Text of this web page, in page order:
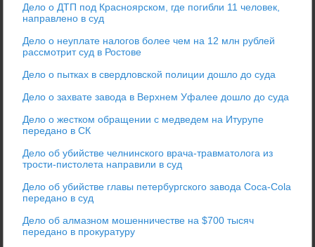
Дело о ДТП под Красноярском, где погибли 11 человек,
направлено в суд
Дело о неуплате налогов более чем на 12 млн рублей
рассмотрит суд в Ростове
Дело о пытках в свердловской полиции дошло до суда
Дело о захвате завода в Верхнем Уфалее дошло до суда
Дело о жестком обращении с медведем на Итурупе
передано в СК
Дело об убийстве челнинского врача-травматолога из
трости-пистолета направили в суд
Дело об убийстве главы петербургского завода Coca-Cola
передано в суд
Дело об алмазном мошенничестве на $700 тысяч
передано в прокуратуру